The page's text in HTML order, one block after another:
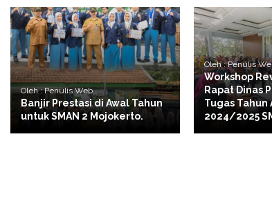
Oleh : Penulis Web
Banjir Prestasi di Awal Tahun
untuk SMAN 2 Mojokerto.
Oleh : Penulis
Workshop
Rapat Dinas
Tugas Tahun
2024/2025